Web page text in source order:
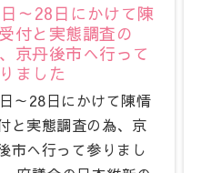
～28日にかけて陳
付と実態調査の
京丹後市へ行って
ました
～28日にかけて陳情
と実態調査の為、京
市へ行って参りまし